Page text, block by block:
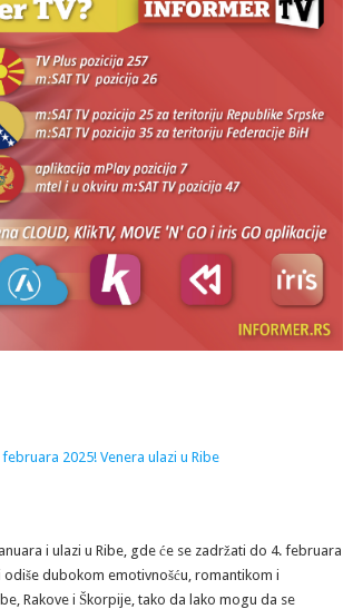
i ulazi u Ribe, gde će se zadržati do 4. februara
dubokom emotivnošću, romantikom i
Rakove i Škorpije, tako da lako mogu da se